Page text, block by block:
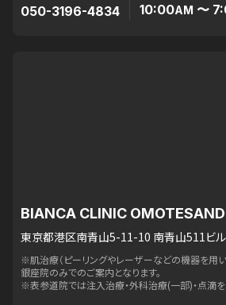
050-3196-4834 10:00AM 〜
BIANCA CLINIC
東京都港区南青山5-11-10 南青山511ビ
※肌治療（ピーリングやレーザーなどの機器を用
銀座院のみでのご案内となります。
※表参道院では注入治療・外科治療(一部)・点滴